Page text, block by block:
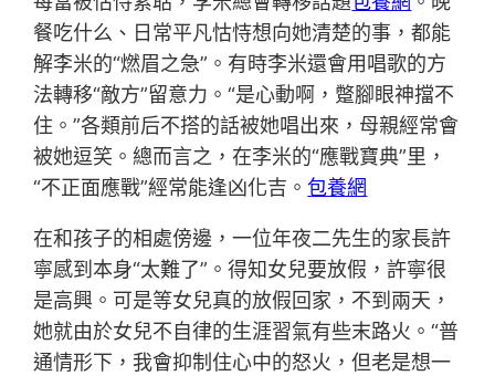
餐吃什么、日常平凡怙恃想向她清楚的事，都能
解李米的“燃眉之急”。有時李米還會用唱歌的方
法轉移“敵方”留意力。“是心動啊，蹩腳眼神擋不
住。”各類前后不搭的話被她唱出來，母親經常會
被她逗笑。總而言之，在李米的“應戰寶典”里，
“不正面應戰”經常能逢凶化吉。包養網
在和孩子的相處傍邊，一位年夜二先生的家長許
寧感到本身“太難了”。得知女兒要放假，許寧很
是高興。可是等女兒真的放假回家，不到兩天，
她就由於女兒不自律的生涯習氣有些末路火。“普
通情形下，我會抑制住心中的怒火，但老是想一